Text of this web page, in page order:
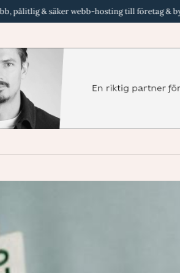
webb-hosting till företag & byråer i Sverige